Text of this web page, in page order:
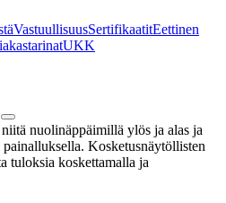
VastuullisuusSertifikaatitEettinen
UKK
nuolinäppäimillä ylös ja alas ja
Kosketusnäytöllisten
tuloksia koskettamalla ja